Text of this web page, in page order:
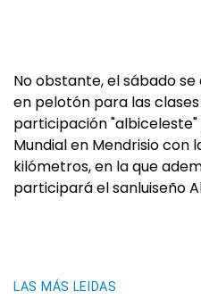
No obstante, el sábado
en pelotón para las clases
participación
Mundial en Mendrisio con
kilómetros, en la que
participará el sanluiseño
LAS MÁS LEIDAS